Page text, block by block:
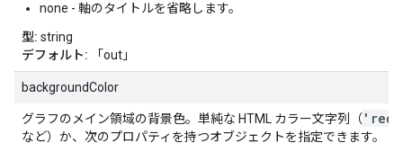
none - 軸のタイトルを省略します。
型: string
デフォルト: 「out」
backgroundColor
グラフのメイン領域の背景色。単純な HTML カラー文字列（ 'red'
など）か、次のプロパティを持つオブジェクトを指定できます。